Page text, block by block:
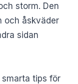
storm. Den
och åskväder
sidan
smarta tips för